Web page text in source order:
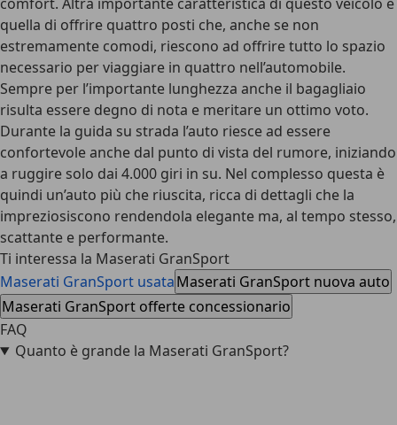
quella di offrire quattro posti che, anche se non
estremamente comodi, riescono ad offrire tutto lo spazio
necessario per viaggiare in quattro nell’automobile.
Sempre per l’importante lunghezza anche il bagagliaio
risulta essere degno di nota e meritare un ottimo voto.
Durante la guida su strada l’auto riesce ad essere
confortevole anche dal punto di vista del rumore, iniziando
a ruggire solo dai 4.000 giri in su. Nel complesso questa è
quindi un’auto più che riuscita, ricca di dettagli che la
impreziosiscono rendendola elegante ma, al tempo stesso,
scattante e performante.
Ti interessa la Maserati GranSport
Maserati GranSport usataMaserati GranSport nuova auto
Maserati GranSport offerte concessionario
FAQ
Quanto è grande la Maserati GranSport?